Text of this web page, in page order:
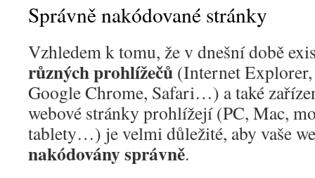
Správně nakódované stránky
Vzhledem k tomu, že v dnešní době
různých prohlížečů (Internet
Google Chrome, Safari…) a také
webové stránky prohlížejí (PC, Mac,
tablety…) je velmi důležité, aby vaše
nakódovány správně.